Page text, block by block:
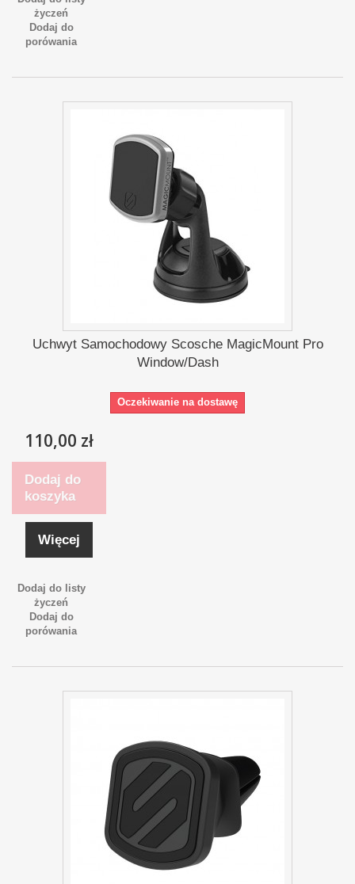
życzeń
Dodaj do
porówania
Uchwyt Samochodowy Scosche MagicMount Pro
Window/Dash
Oczekiwanie na dostawę
110,00 zł
Dodaj do
koszyka
Więcej
Dodaj do listy
życzeń
Dodaj do
porówania